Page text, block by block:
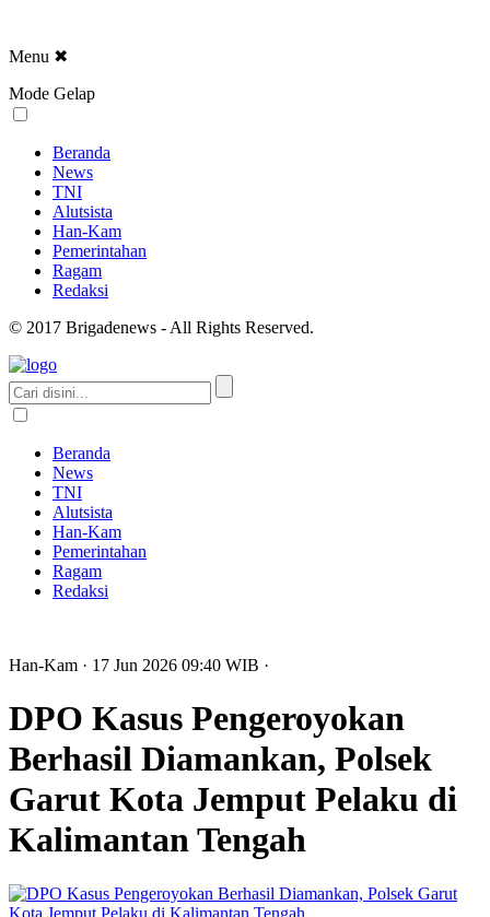
Menu ✖
Mode Gelap
Beranda
News
TNI
Alutsista
Han-Kam
Pemerintahan
Ragam
Redaksi
© 2017 Brigadenews - All Rights Reserved.
Beranda
News
TNI
Alutsista
Han-Kam
Pemerintahan
Ragam
Redaksi
Han-Kam · 17 Jun 2026 09:40 WIB ·
DPO Kasus Pengeroyokan
Berhasil Diamankan, Polsek
Garut Kota Jemput Pelaku di
Kalimantan Tengah